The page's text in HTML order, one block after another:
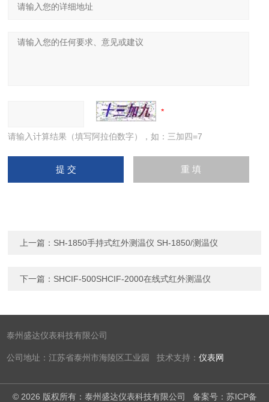
请输入计算结果（填写阿拉伯数字），如：三加四=7
上一篇： SH-1850手持式红外测温仪 SH-1850/测温仪
下一篇： SHCIF-500SHCIF-2000在线式红外测温仪
泰州盛达仪表科技有限公司
公司地址：江苏省泰州市海陵区工业园 技术支持：仪表网
© 2026 版权所有：泰州盛达仪表科技有限公司 备案号：苏ICP备